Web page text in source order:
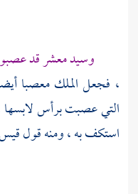
وسيد معشر قد
، فجعل الملك معصبا
التي عصبت برأس لابسها
استكف به ، ومنه قول